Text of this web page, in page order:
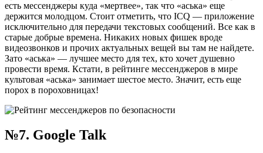
есть мессенджеры куда «мертвее», так что «аська» еще
держится молодцом. Стоит отметить, что ICQ — приложение
исключительно для передачи текстовых сообщений. Все как в
старые добрые времена. Никаких новых фишек вроде
видеозвонков и прочих актуальных вещей вы там не найдете.
Зато «аська» — лучшее место для тех, кто хочет душевно
провести время. Кстати, в рейтинге мессенджеров в мире
культовая «аська» занимает шестое место. Значит, есть еще
порох в пороховницах!
№7. Google Talk